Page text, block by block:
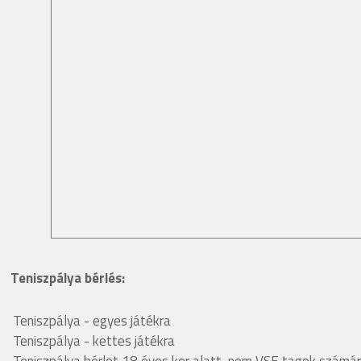
Teniszpálya bérlés:
Teniszpálya - egyes játékra
Teniszpálya - kettes játékra